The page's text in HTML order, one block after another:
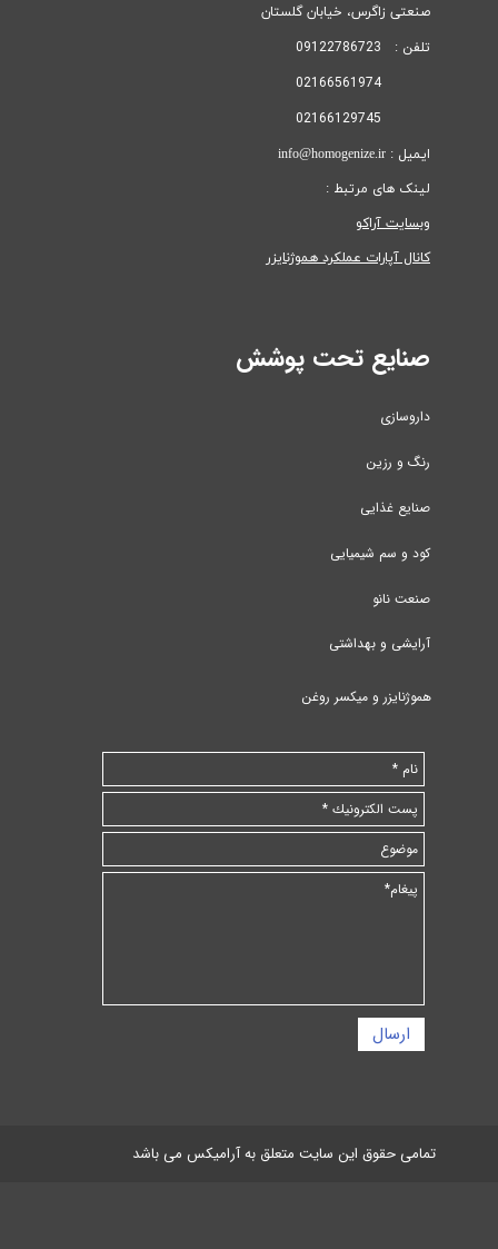
صنعتی زاگرس، خیابان گلستان
تلفن : 09122786723
02166561974
ایمیل : info@homogenize.ir
لینک های مرتبط :
وبسایت آراکو
کانال آپارات عملکرد هموژنایزر
صنایع تحت پوشش
داروسازی
رنگ و رزین
صنایع غذایی
کود و سم شیمیایی
صنعت نانو
آرایشی و بهداشتی
هموژنایزر و میکسر روغن
ارسال
تمامی حقوق این سایت متعلق به آرامیکس می باشد